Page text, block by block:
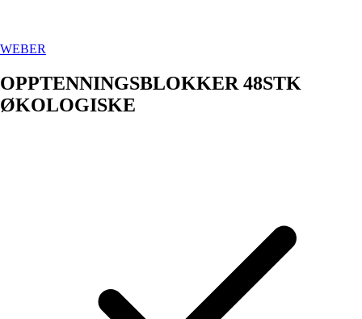
WEBER
OPPTENNINGSBLOKKER 48STK
ØKOLOGISKE